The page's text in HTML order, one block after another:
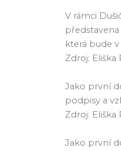
V rámci
která bude
Zdroj: Eliška
Jako první
podpisy a
Zdroj: Eliška
Jako první